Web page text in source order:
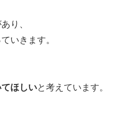
り、
いきます。
ほしいと考えています。